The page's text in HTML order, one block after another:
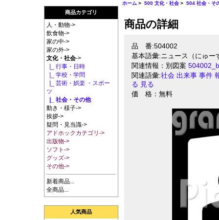
商品カテゴリ
人・動物->
飲食物->
家の中->
家の外->
文化・社会->
|_ 行事・日時
|_ 学校・学問
|_ 芸術・娯楽 ・スポー
ツ
|_ 社会・その他
動き・様子->
挨拶->
疑問・見当識->
アドホックカテゴリ->
出版物->
ソフト->
グッズ->
その他->
新着商品...
全商品...
人気商品
ホーム >500 文化・社会 >504 社会・そ
商品の詳細
品 番:504002
基本語彙:ニュース（にゅー
関連情報：別図案
関連語彙:社会 出来事 事件
る 見る
価 格：無料